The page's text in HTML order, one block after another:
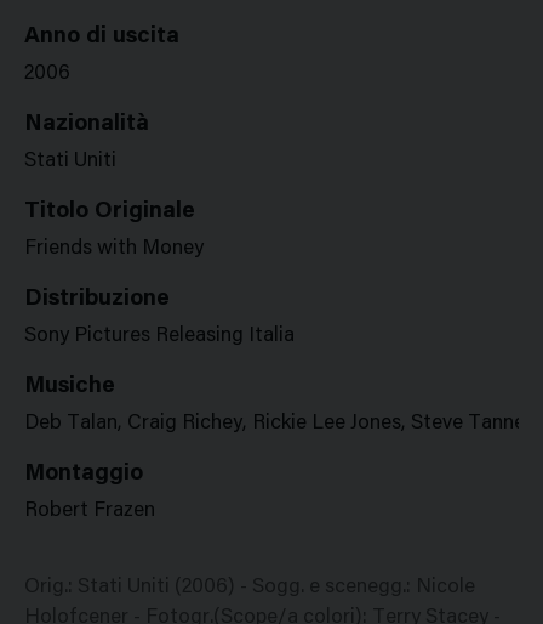
Anno di uscita
2006
Nazionalità
Stati Uniti
Titolo Originale
Friends with Money
Distribuzione
Sony Pictures Releasing Italia
Musiche
Deb Talan, Craig Richey, Rickie Lee Jones, Steve Tannen
Montaggio
Robert Frazen
Orig.: Stati Uniti (2006) - Sogg. e scenegg.: Nicole
Holofcener - Fotogr.(Scope/a colori): Terry Stacey -